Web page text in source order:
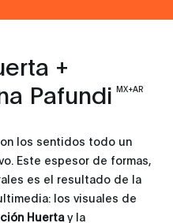
+
Pafundi MX+AR
los sentidos todo un
Este espesor de formas,
es el resultado de la
los visuales de
Huertay la